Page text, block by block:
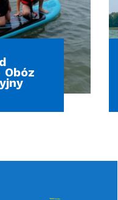
Obóz